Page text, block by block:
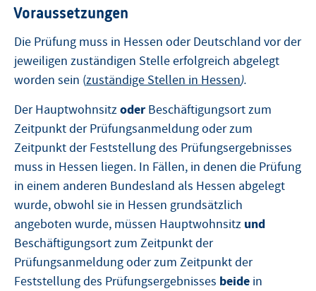
Voraussetzungen
Die Prüfung muss in Hessen oder Deutschland vor der
jeweiligen zuständigen Stelle erfolgreich abgelegt
worden sein (zuständige Stellen in Hessen).
Der Hauptwohnsitzoder Beschäftigungsort zum
Zeitpunkt der Prüfungsanmeldung oder zum
Zeitpunkt der Feststellung des Prüfungsergebnisses
muss in Hessen liegen. In Fällen, in denen die Prüfung
in einem anderen Bundesland als Hessen abgelegt
wurde, obwohl sie in Hessen grundsätzlich
angeboten wurde, müssen Hauptwohnsitz und
Beschäftigungsort zum Zeitpunkt der
Prüfungsanmeldung oder zum Zeitpunkt der
Feststellung des Prüfungsergebnisses beide in